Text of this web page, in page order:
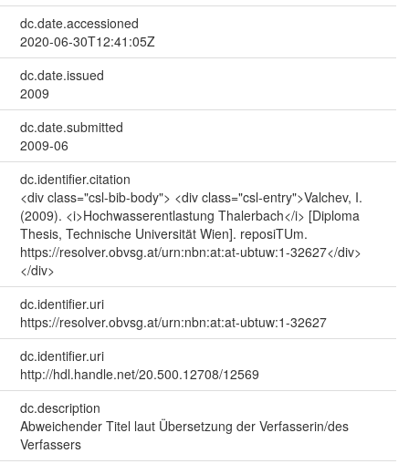
dc.date.accessioned
2020-06-30T12:41:05Z
dc.date.issued
2009
dc.date.submitted
2009-06
dc.identifier.citation
<div class="csl-bib-body"> <div class="csl-entry">Valchev, I.
(2009). <i>Hochwasserentlastung Thalerbach</i> [Diploma
Thesis, Technische Universität Wien]. reposiTUm.
https://resolver.obvsg.at/urn:nbn:at:at-ubtuw:1-32627</div>
</div>
dc.identifier.uri
https://resolver.obvsg.at/urn:nbn:at:at-ubtuw:1-32627
dc.identifier.uri
http://hdl.handle.net/20.500.12708/12569
dc.description
Abweichender Titel laut Übersetzung der Verfasserin/des
Verfassers